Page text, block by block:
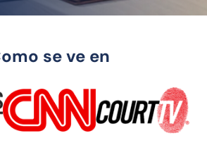
se ve en